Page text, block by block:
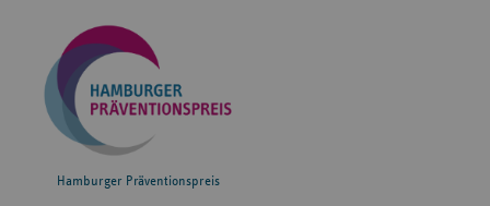
Hamburger Präventionspreis